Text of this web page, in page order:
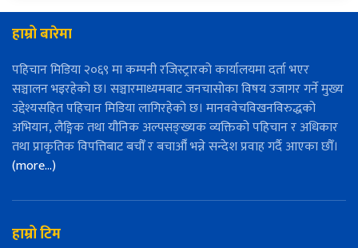
हाम्रो बारेमा
पहिचान मिडिया २०६९ मा कम्पनी रजिस्ट्रारको कार्यालयमा दर्ता भएर
सञ्चालन भइरहेको छ। सञ्चारमाध्यमबाट जनचासोका विषय उजागर गर्ने मुख्य
उद्देश्यसहित पहिचान मिडिया लागिरहेको छ। मानववेचविखनविरुद्धको
अभियान, लैङ्गिक तथा यौनिक अल्पसङ्ख्यक व्यक्तिको पहिचान र अधिकार
तथा प्राकृतिक विपत्तिबाट बचौँ र बचाऔँ भन्ने सन्देश प्रवाह गर्दै आएका छौँ।
(more…)
हाम्रो टिम